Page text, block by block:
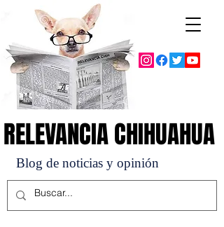
Blog de noticias y opinión
RELEVANCIA CHIHUAHUA
RELEVANCIA CHIHUAHUA